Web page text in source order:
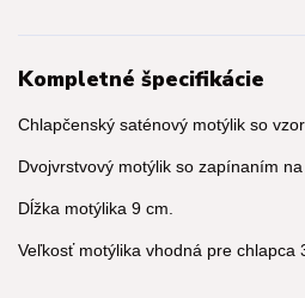
Kompletné špecifikácie
Chlapčenský saténový motýlik so
Dvojvrstvový motýlik so zapínaním
Dĺžka motýlika 9 cm.
Veľkosť motýlika vhodná pre chlapca